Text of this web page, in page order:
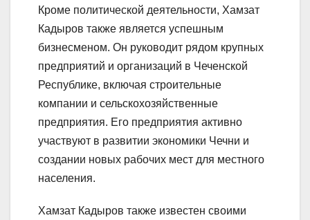
Кроме политической деятельности, Хамзат
Кадыров также является успешным
бизнесменом. Он руководит рядом крупных
предприятий и организаций в Чеченской
Республике, включая строительные
компании и сельскохозяйственные
предприятия. Его предприятия активно
участвуют в развитии экономики Чечни и
создании новых рабочих мест для местного
населения.
Хамзат Кадыров также известен своими